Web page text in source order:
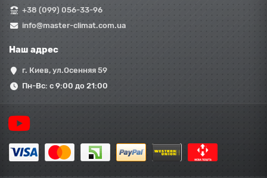
+38 (099) 056-33-96
info@master-climat.com.ua
Наш адрес
г. Киев, ул.Осенняя 59
Пн-Вс: с 9:00 до 21:00